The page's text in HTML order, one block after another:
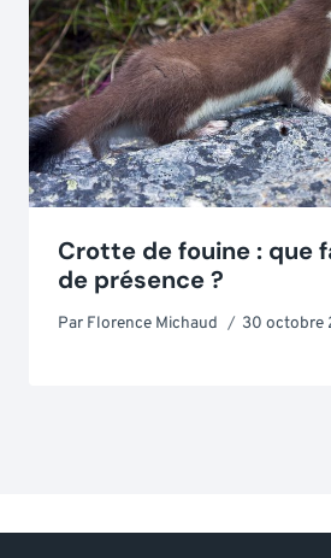
Crotte de fouine : que
de présence ?
Par Florence Michaud 30 octobre